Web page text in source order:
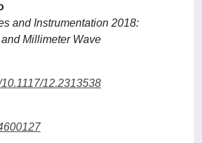
and Instrumentation 2018:
Millimeter Wave
12.2313538